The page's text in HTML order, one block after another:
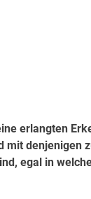
erlangten
mit denjenigen
egal in